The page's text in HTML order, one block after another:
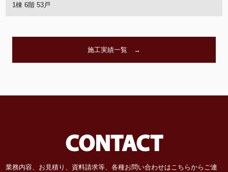
1棟 6階 53戸
施工実績一覧 →
CONTACT
業務内容、お見積り、資料請求等、各種お問い合わせはこちらからご連